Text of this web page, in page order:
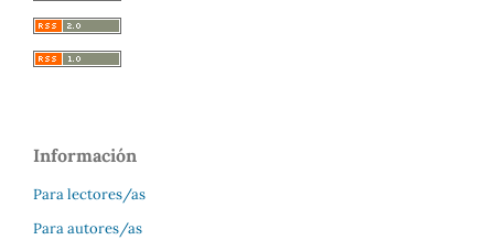
Información
Para lectores/as
Para autores/as